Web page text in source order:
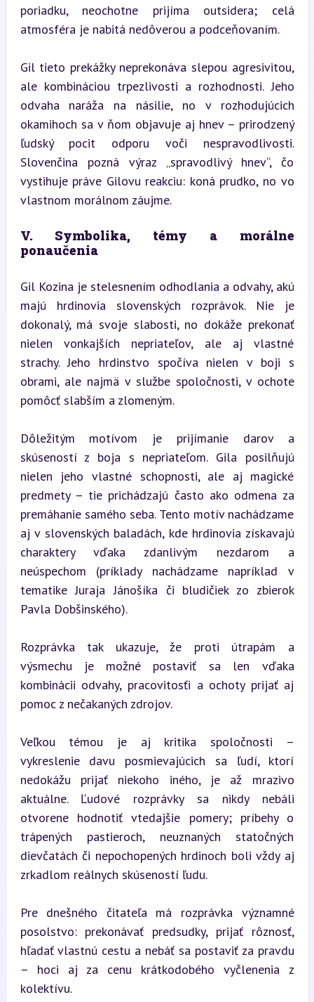
poriadku, neochotne prijíma outsidera; celá
atmosféra je nabitá nedôverou a podceňovaním.
Gil tieto prekážky neprekonáva slepou agresivitou,
ale kombináciou trpezlivosti a rozhodnosti. Jeho
odvaha naráža na násilie, no v rozhodujúcich
okamihoch sa v ňom objavuje aj hnev – prirodzený
ľudský pocit odporu voči nespravodlivosti.
Slovenčina pozná výraz „spravodlivý hnev“, čo
vystihuje práve Gilovu reakciu: koná prudko, no vo
vlastnom morálnom záujme.
V. Symbolika, témy a morálne
ponaučenia
Gil Kozina je stelesnením odhodlania a odvahy, akú
majú hrdinovia slovenských rozprávok. Nie je
dokonalý, má svoje slabosti, no dokáže prekonať
nielen vonkajších nepriateľov, ale aj vlastné
strachy. Jeho hrdinstvo spočíva nielen v boji s
obrami, ale najmä v službe spoločnosti, v ochote
pomôcť slabším a zlomeným.
Dôležitým motívom je prijímanie darov a
skúseností z boja s nepriateľom. Gila posilňujú
nielen jeho vlastné schopnosti, ale aj magické
predmety – tie prichádzajú často ako odmena za
premáhanie samého seba. Tento motív nachádzame
aj v slovenských baladách, kde hrdinovia získavajú
charaktery vďaka zdanlivým nezdarom a
neúspechom (príklady nachádzame napríklad v
tematike Juraja Jánošíka či bludičiek zo zbierok
Pavla Dobšinského).
Rozprávka tak ukazuje, že proti útrapám a
výsmechu je možné postaviť sa len vďaka
kombinácii odvahy, pracovitosťi a ochoty prijať aj
pomoc z nečakaných zdrojov.
Veľkou témou je aj kritika spoločnosti –
vykreslenie davu posmievajúcich sa ľudí, ktorí
nedokážu prijať niekoho iného, je až mrazivo
aktuálne. Ľudové rozprávky sa nikdy nebáli
otvorene hodnotiť vtedajšie pomery; príbehy o
trápených pastieroch, neuznaných statočných
dievčatách či nepochopených hrdinoch boli vždy aj
zrkadlom reálnych skúseností ľudu.
Pre dnešného čitateľa má rozprávka významné
posolstvo: prekonávať predsudky, prijať rôznosť,
hľadať vlastnú cestu a nebáť sa postaviť za pravdu
– hoci aj za cenu krátkodobého vyčlenenia z
kolektívu.